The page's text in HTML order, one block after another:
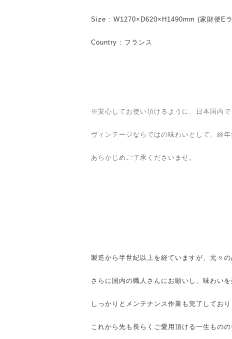
Size : W1270×D620×H1490mm (家財便E
Country : フランス
※安心してお使い頂けるように、日本国内で
ヴィンテージならではの味わいとして、経
あらかじめご了承くださいませ。
製造から半世紀以上を経ていますが、元々
さらに国内の職人さんにお願いし、味わい
しっかりとメンテナンス作業も完了してお
これから先も長らくご愛用頂ける一生もの